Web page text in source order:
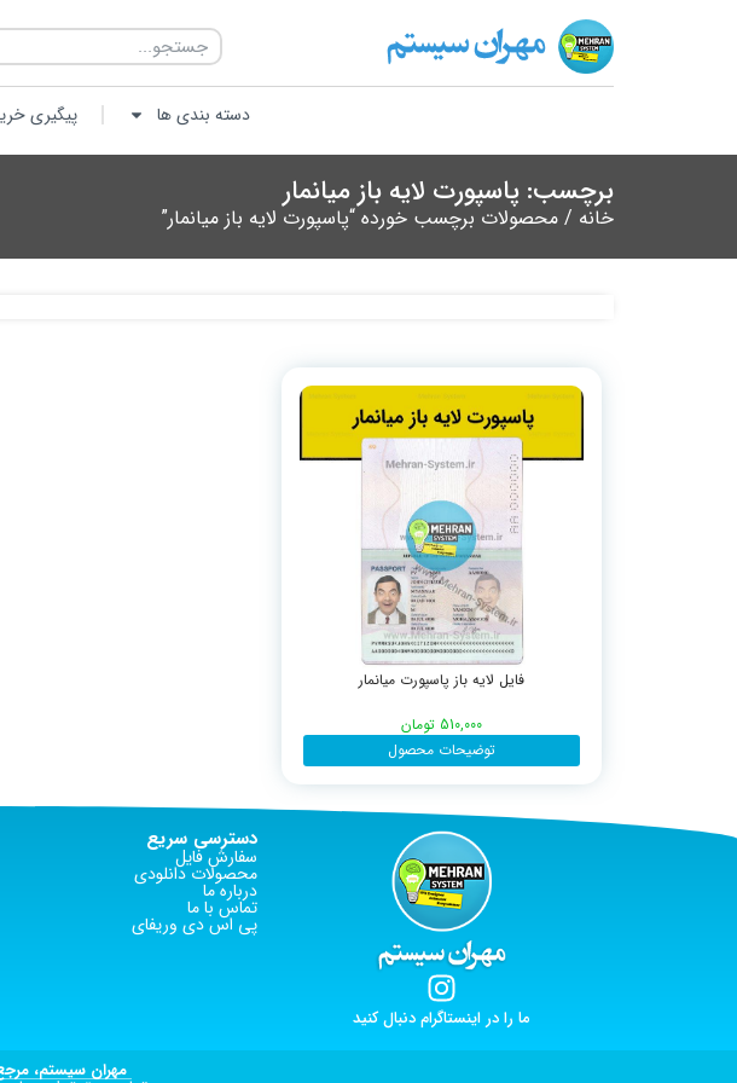
دسته بندی ها پیگیری
برچسب: پاسپورت لایه باز میانمار
خانه / محصولات برچسب خورده “پاسپورت لایه باز میانمار”
فایل لایه باز پاسپورت میانمار
510,000 تومان
توضیحات محصول
ما را در اینستاگرام دنبال کنید
دسترسی سریع
سفارش فایل
محصولات دانلودی
درباره ما
تماس با ما
پی اس دی وریفای
مهران سیستم،